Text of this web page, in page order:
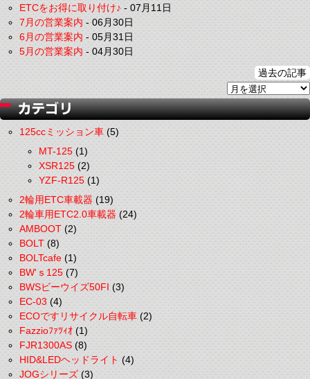
ETCをお得に取り付け♪-07月11日
7月の営業案内-06月30日
6月の営業案内-05月31日
5月の営業案内-04月30日
過去の記事
125ccミッション車(5)
MT-125(1)
XSR125(2)
YZF-R125(1)
2輪用ETC車載器(19)
2輪車用ETC2.0車載器(24)
AMBOOT(2)
BOLT(8)
BOLTcafe(1)
BW'ｓ125(7)
BWSビーウイズ50FI(3)
EC-03(4)
ECOですリサイクル自転車(2)
Fazzioﾌｧﾂｨｵ(1)
FJR1300AS(8)
HID&LEDヘッドライト(4)
JOGシリーズ(3)